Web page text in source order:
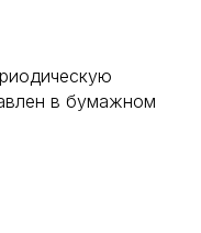
в бумажном